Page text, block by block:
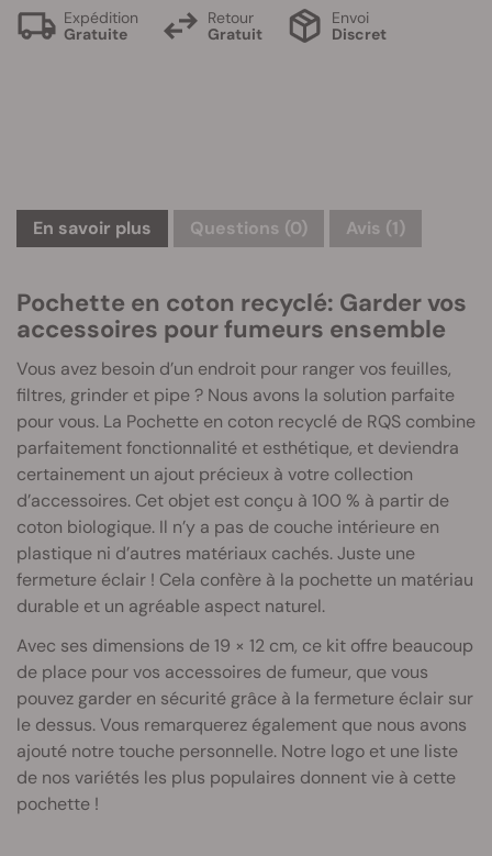
Expédition
Gratuite
Retour
Gratuit
Envoi
Discret
En savoir plus Questions (0) Avis (1)
Pochette en coton recyclé: Garder vos
accessoires pour fumeurs ensemble
Vous avez besoin d’un endroit pour ranger vos feuilles,
filtres, grinder et pipe ? Nous avons la solution parfaite
pour vous. La Pochette en coton recyclé de RQS combine
parfaitement fonctionnalité et esthétique, et deviendra
certainement un ajout précieux à votre collection
d’accessoires. Cet objet est conçu à 100 % à partir de
coton biologique. Il n’y a pas de couche intérieure en
plastique ni d’autres matériaux cachés. Juste une
fermeture éclair ! Cela confère à la pochette un matériau
durable et un agréable aspect naturel.
Avec ses dimensions de 19 × 12 cm, ce kit offre beaucoup
de place pour vos accessoires de fumeur, que vous
pouvez garder en sécurité grâce à la fermeture éclair sur
le dessus. Vous remarquerez également que nous avons
ajouté notre touche personnelle. Notre logo et une liste
de nos variétés les plus populaires donnent vie à cette
pochette !